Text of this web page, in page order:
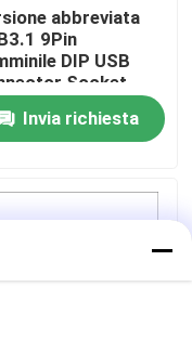
abbreviata
9Pin
DIP USB
Socket
C STD
Invia richiesta